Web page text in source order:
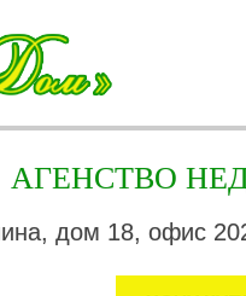
АГЕНСТВО
дом 18, офис